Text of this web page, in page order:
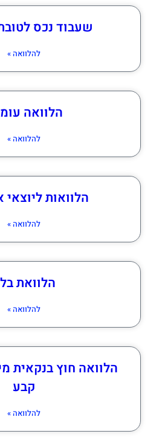
שעבוד נכס
להלוואה »
הלוואה
להלוואה »
הלוואות ליוצאי
להלוואה »
הלוואת
להלוואה »
הלוואה חוץ בנקאית
קבע
להלוואה »